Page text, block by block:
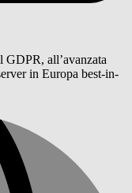
GDPR, all’avanzata
in Europa best-in-